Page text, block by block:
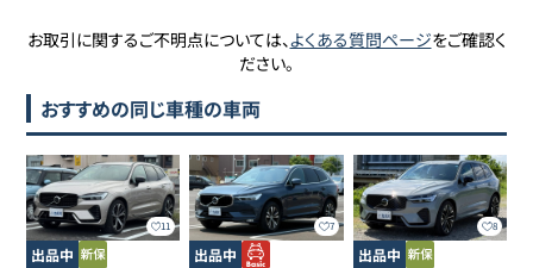
お取引に関するご不明点については、よくある質問ページをご確認く
ださい。
おすすめの同じ車種の車両
11
出品中
7
出品中
8
出品中